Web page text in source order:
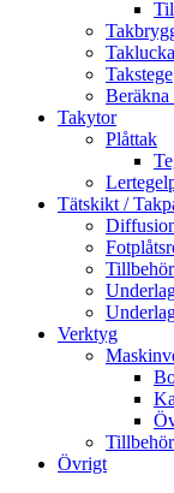
Taklucka
Takstege
Beräkna
Takytor
Plåttak
Tätskikt /
Tillbehör
Verktyg
Tillbehör
Övrigt